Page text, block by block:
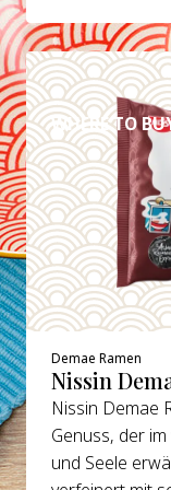
WHERE TO
DETAILS
Demae Ramen
Nissin
Nissin Demae
Genuss, der
und Seele